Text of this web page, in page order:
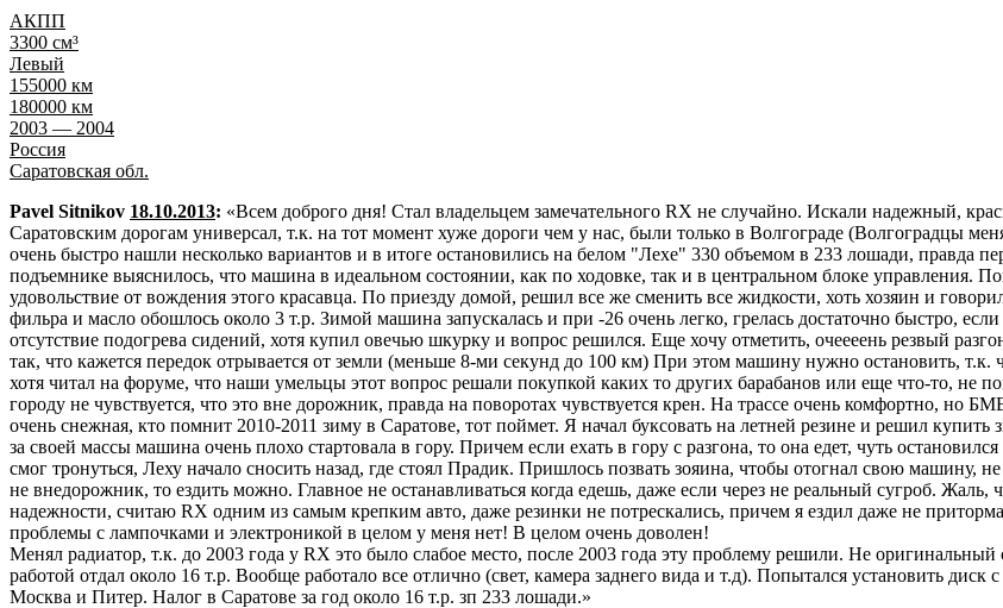
АКПП
3300 см³
Левый
155000 км
180000 км
2003 — 2004
Россия
Саратовская обл.
Pavel Sitnikov 18.10.2013: «Всем доброго дня! Стал владельцем замечательного RX не случайно. Искали надежный,
Саратовским дорогам универсал, т.к. на тот момент хуже дороги чем у нас, были только в Волгограде (Волгоградцы
очень быстро нашли несколько вариантов и в итоге остановились на белом "Лехе" 330 объемом в 233 лошади, правда
подъемнике выяснилось, что машина в идеальном состоянии, как по ходовке, так и в центральном блоке управления.
удовольствие от вождения этого красавца. По приезду домой, решил все же сменить все жидкости, хоть хозяин и
фильра и масло обошлось около 3 т.р. Зимой машина запускалась и при -26 очень легко, грелась достаточно быстро,
отсутствие подогрева сидений, хотя купил овечью шкурку и вопрос решился. Еще хочу отметить, очеееень резвый
так, что кажется передок отрывается от земли (меньше 8-ми секунд до 100 км) При этом машину нужно остановить,
хотя читал на форуме, что наши умельцы этот вопрос решали покупкой каких то других барабанов или еще что-то,
городу не чувствуется, что это вне дорожник, правда на поворотах чувствуется крен. На трассе очень комфортно, но
очень снежная, кто помнит 2010-2011 зиму в Саратове, тот поймет. Я начал буксовать на летней резине и решил
за своей массы машина очень плохо стартовала в гору. Причем если ехать в гору с разгона, то она едет, чуть
смог тронуться, Леху начало сносить назад, где стоял Прадик. Пришлось позвать зояина, чтобы отогнал свою машину,
не внедорожник, то ездить можно. Главное не останавливаться когда едешь, даже если через не реальный сугроб. Жаль,
надежности, считаю RX одним из самым крепким авто, даже резинки не потрескались, причем я ездил даже не
проблемы с лампочками и электроникой в целом у меня нет! В целом очень доволен!
Менял радиатор, т.к. до 2003 года у RX это было слабое место, после 2003 года эту проблему решили. Не
работой отдал около 16 т.р. Вообще работало все отлично (свет, камера заднего вида и т.д). Попытался установить
Москва и Питер. Налог в Саратове за год около 16 т.р. зп 233 лошади.»